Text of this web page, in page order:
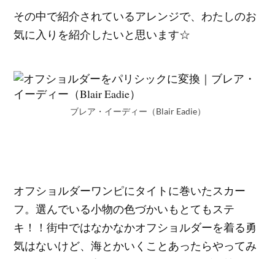
その中で紹介されているアレンジで、わたしのお
気に入りを紹介したいと思います☆
ブレア・イーディー（Blair Eadie）
オフショルダーワンピにタイトに巻いたスカー
フ。選んでいる小物の色づかいもとてもステ
キ！！街中ではなかなかオフショルダーを着る勇
気はないけど、海とかいくことあったらやってみ